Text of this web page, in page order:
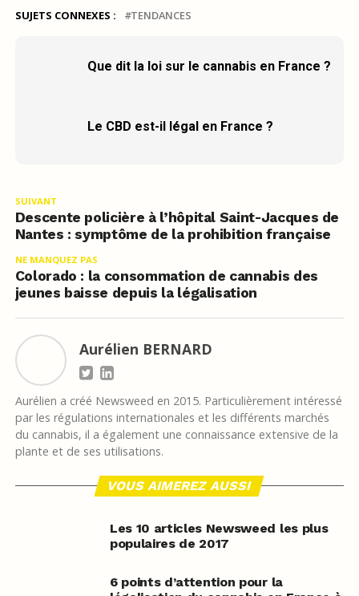
SUJETS CONNEXES : TENDANCES
Que dit la loi sur le cannabis en France ?
Le CBD est-il légal en France ?
SUIVANT
Descente policière à l’hôpital Saint-Jacques de
Nantes : symptôme de la prohibition française
NE MANQUEZ PAS
Colorado : la consommation de cannabis des
jeunes baisse depuis la légalisation
Aurélien BERNARD
Aurélien a créé Newsweed en 2015. Particulièrement intéressé
par les régulations internationales et les différents marchés
du cannabis, il a également une connaissance extensive de la
plante et de ses utilisations.
VOUS AIMEREZ AUSSI
Les 10 articles Newsweed les plus
populaires de 2017
6 points d’attention pour la